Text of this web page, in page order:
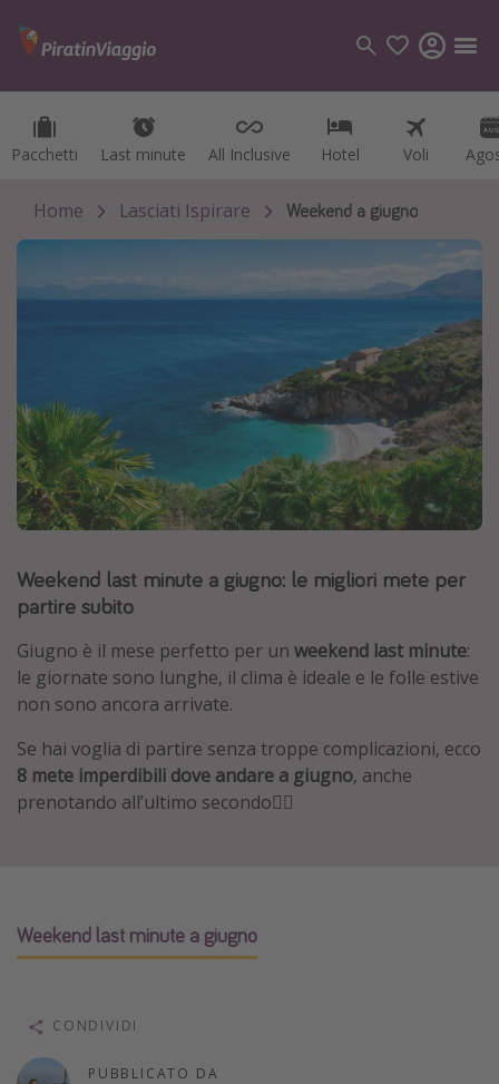
Pacchetti Last minute All Inclusive Hotel Voli
Pacchetti Last minute All Inclusive Hotel Voli
Categorie
Voli
Hotel
Tutte le destinazioni
Italia
Albania
Grecia
Egitto
Malta
Canarie
Capo Verde
Tipo di vacanza
Vacanze estate 2026
Vacanze di Pasqua 2026
Vacanze con bambini
Vacanze al mare
Home Lasciati Ispirare Weekend a giugno
Weekend last minute a giugno: le migliori mete per
partire subito
Giugno è il mese perfetto per un weekend last minute:
le giornate sono lunghe, il clima è ideale e le folle estive
non sono ancora arrivate.
Se hai voglia di partire senza troppe complicazioni, ecco
8 mete imperdibili dove andare a giugno, anche
prenotando all’ultimo secondo👇🏽
Weekend last minute a giugno
PUBBLICATO DA
CONDIVIDI